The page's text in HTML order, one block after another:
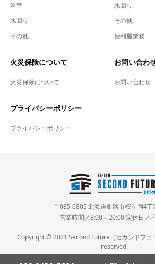
浴室
水回り
その他
水回り
その他
便利屋業務
火災保険について
火災保険について
お問い合わ
お問い合わせ
プライバシーポリシー
プライバシーポリシー
〒085-0805 北海道釧路市桜ケ岡4丁
営業時間／8:00～20:00 定休日／
Copyright © 2021 Second Future（セカンドフュ
reserved.